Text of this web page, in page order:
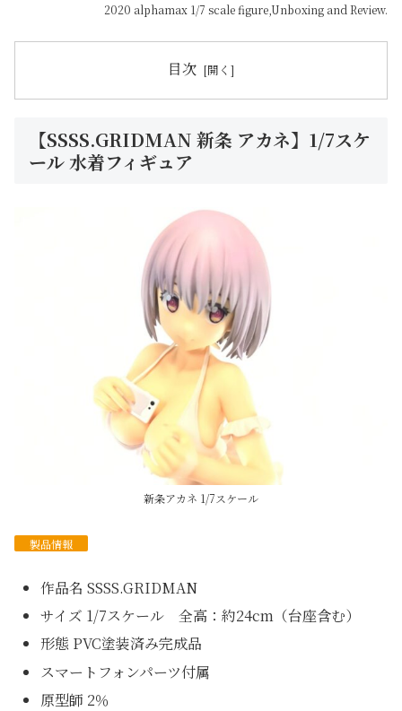
2020 alphamax 1/7 scale figure,Unboxing and Review.
目次
【SSSS.GRIDMAN 新条 アカネ】1/7スケ
ール 水着フィギュア
新条アカネ 1/7スケール
製品情報
作品名 SSSS.GRIDMAN
サイズ 1/7スケール 全高：約24cm（台座含む）
形態 PVC塗装済み完成品
スマートフォンパーツ付属
原型師 2％